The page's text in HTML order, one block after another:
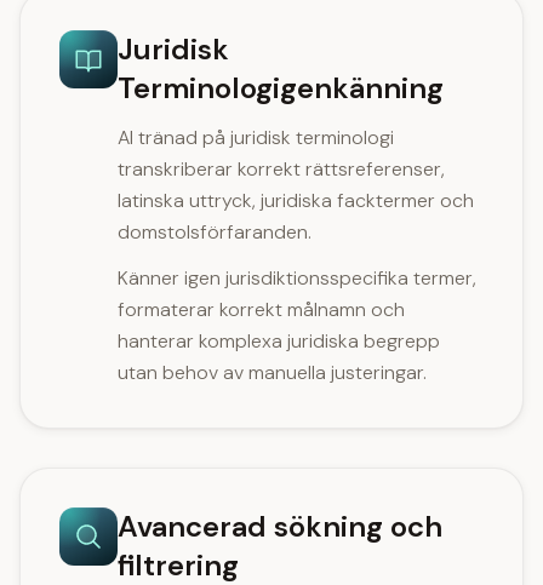
Juridisk
Terminologigenkänning
AI tränad på juridisk terminologi
transkriberar korrekt rättsreferenser,
latinska uttryck, juridiska facktermer och
domstolsförfaranden.
Känner igen jurisdiktionsspecifika termer,
formaterar korrekt målnamn och
hanterar komplexa juridiska begrepp
utan behov av manuella justeringar.
Avancerad sökning och
filtrering